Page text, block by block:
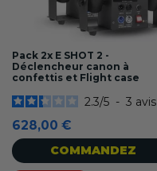
Pack 2x E SHOT 2 -
Déclencheur canon à
confettis et Flight case
2.3/5 - 3 avis
628,00 €
COMMANDEZ